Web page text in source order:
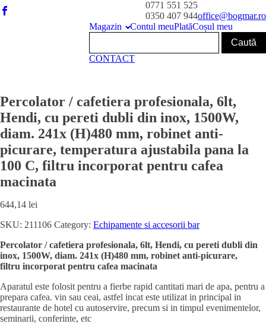
0771 551 525
0350 407 944office@bogmar.ro
Magazin
Contul meuPlatăCoșul meu
CONTACT
Percolator / cafetiera profesionala, 6lt,
Hendi, cu pereti dubli din inox, 1500W,
diam. 241x (H)480 mm, robinet anti-
picurare, temperatura ajustabila pana la
100 C, filtru incorporat pentru cafea
macinata
644,14 lei
SKU: 211106 Category: Echipamente si accesorii bar
Percolator / cafetiera profesionala, 6lt, Hendi, cu pereti dubli din
inox, 1500W, diam. 241x (H)480 mm, robinet anti-picurare,
filtru incorporat pentru cafea macinata
Aparatul este folosit pentru a fierbe rapid cantitati mari de apa, pentru a
prepara cafea. vin sau ceai, astfel incat este utilizat in principal in
restaurante de hotel cu autoservire, precum si in timpul evenimentelor,
seminarii, conferinte, etc